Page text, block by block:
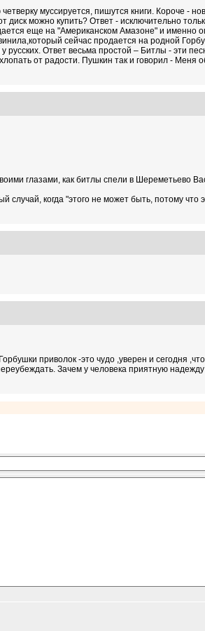
муссируется, пишутся книги. Короче -
можно купить? Ответ - исключительно
еще на "Американском Амазоне" и именно
сейчас продается на родной
русских. Ответ весьма простой – Битлы - эти
от радости. Пушкин так и говорил - Меня
глазами, как битлы спели в Шереметьево
когда "этого не может быть, потому что
приволок -это чудо ,уверен и сегодня
Зачем у человека приятную